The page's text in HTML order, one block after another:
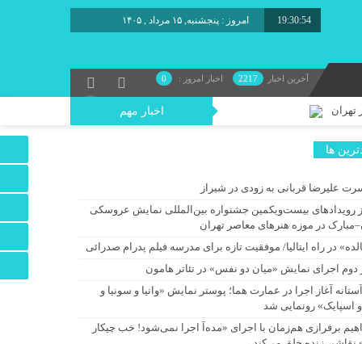
19:30:55 امروز : پنجشنبه, ۱۵ مرداد , ۱۴۰۵
آخرین اخبار 2217 اخبار امروز : 0
اخبار مهم تهران
یک اجرای دیجیتال
شد
دنبال نان می‌گردد!
ها
علیرضا قربانی به زودی در شیراز
رویدادهای بیست‌ویکمین جشنواره بین‌المللی نمایش عروسکی
در موزه هنرهای معاصر تهران
در راه ایتالیا/ موفقیت تازه برای مدرسه فیلم پدرام صدرائی
دوم اجرای نمایش «میان دو نفس» در تئاتر هامون
آغاز اجرا در عمارت هما؛ پوستر نمایش «وانیا و سونیا و
اسپایک» رونمایی شد
برفرازی هم‌زمان با اجرای «مده‌آ اجرا نمی‌شود! خب چیکار